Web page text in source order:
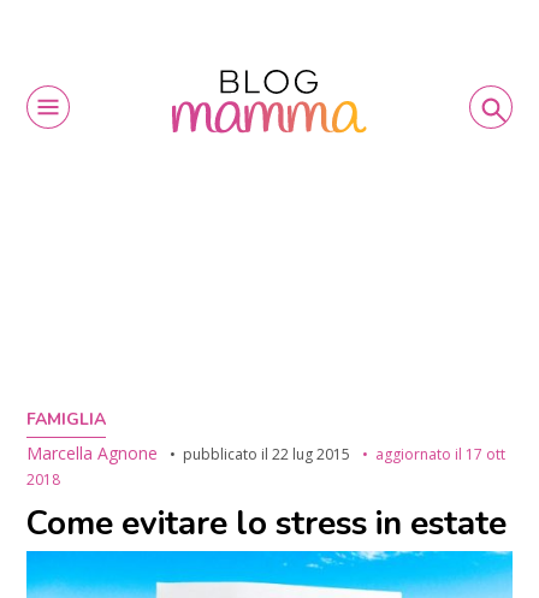
FAMIGLIA
Marcella Agnone
pubblicato il22 lug 2015 aggiornato il 17 ott
2018
Come evitare lo stress in estate